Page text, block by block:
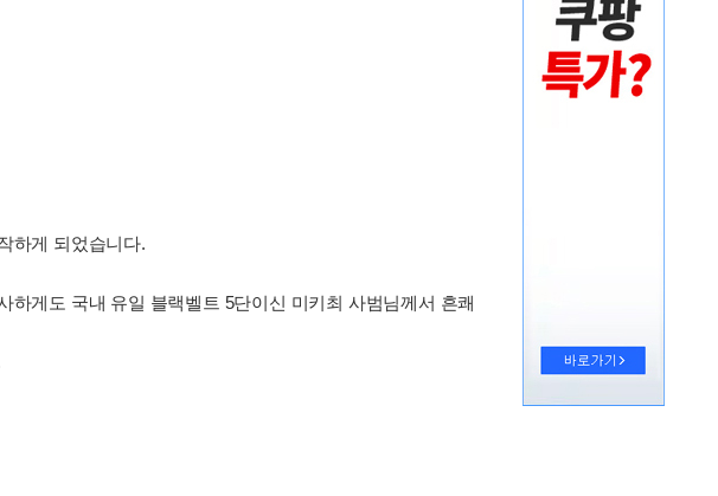
하게 되었습니다.
게도 국내 유일 블랙벨트 5단이신 미키최 사범님께서 흔쾌